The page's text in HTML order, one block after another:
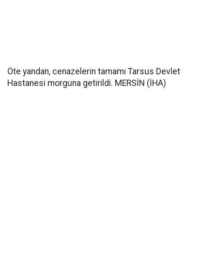
Öte yandan, cenazelerin tamamı Tarsus Devlet
Hastanesi morguna getirildi. MERSİN (İHA)